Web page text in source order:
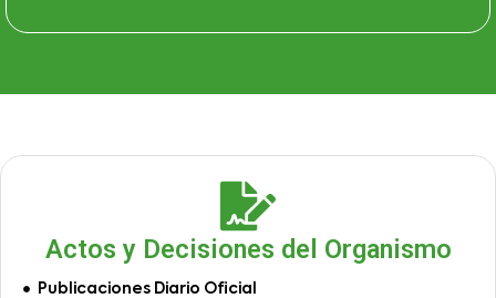
Actos y Decisiones del Organismo
Publicaciones Diario Oficial